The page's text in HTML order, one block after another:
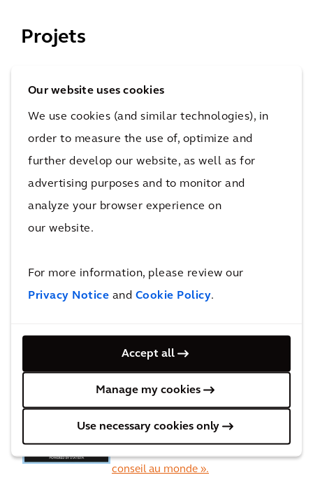
Our website uses cookies
We use cookies (and similar technologies), in
order to measure the use of, optimize and
further develop our website, as well as for
advertising purposes and to monitor and
analyze your browser experience on
our website.
For more information, please review our
Privacy Notice and Cookie Policy.
Accept all
Manage my cookies
Use necessary cookies only
Projets
d'infrastructures qui résistent à l'épreuve du temps.
Nous avons mené à bien des projets au Brésil, en
Asie, en Australie, en Amérique du Nord et dans
plusieurs pays d'Europe. Découvrez quelques-unes de
Plus de projets de ports résilients
Forbes classe Arcadis à la 3
place
des meilleures sociétés de
conseil au monde ».